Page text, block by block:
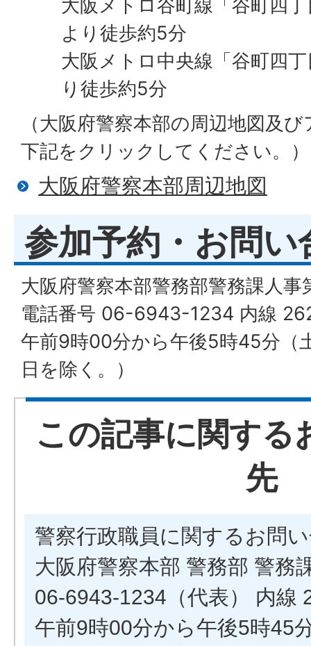
大阪メトロ谷町線「谷町四
より徒歩約5分
大阪メトロ中央線「谷町四
り徒歩約5分
（大阪府警察本部の周辺地図及
下記をクリックしてください。）
大阪府警察本部周辺地図
参加予約・お問い
大阪府警察本部警務部警務課人事
電話番号 06-6943-1234 内線
午前9時00分から午後5時45分（
日を除く。）
この記事に関する
先
警察行政職員に関するお問
大阪府警察本部 警務部 警務
06-6943-1234（代表） 内線
午前9時00分から午後5時45